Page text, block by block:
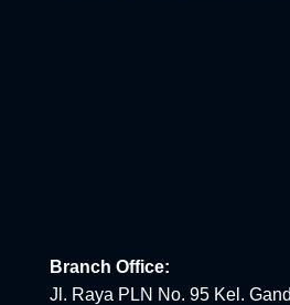
Branch Office:
Jl. Raya PLN No. 95 Kel.